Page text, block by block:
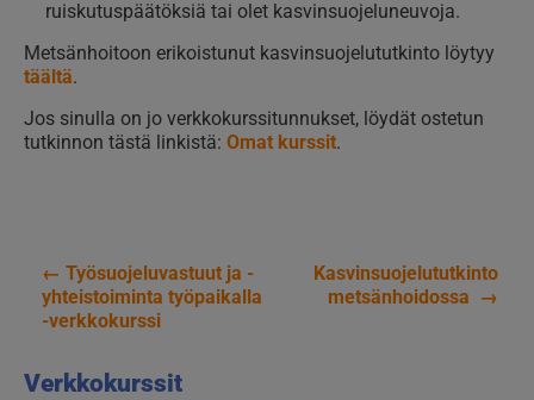
Verkkokurssit
ruiskutuspäätöksiä tai olet kasvinsuojeluneuvoja.
Metsänhoitoon erikoistunut kasvinsuojelututkinto löytyy
täältä.
Jos sinulla on jo verkkokurssitunnukset, löydät ostetun
tutkinnon tästä linkistä: Omat kurssit.
Artikkelien
← Työsuojeluvastuut ja -
yhteistoiminta työpaikalla
-verkkokurssi
Kasvinsuojelututkinto
metsänhoidossa →